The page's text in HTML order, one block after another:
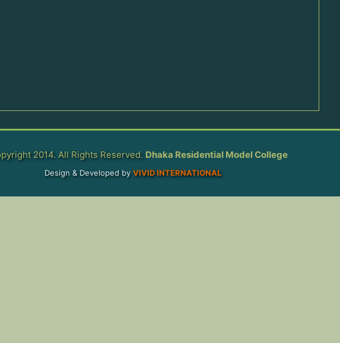
2014. All Rights Reserved. Dhaka Residential Model College
Design & Developed by VIVID INTERNATIONAL